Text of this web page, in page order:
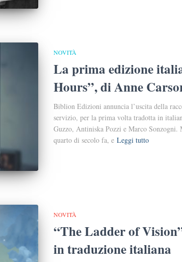
NOVITÀ
La prima edizione
Hours”, di Anne
Biblion Edizioni annuncia l’uscita della
servizio, per la prima volta tradotta in
Guzzo, Antiniska Pozzi e Marco
quarto di secolo fa, e Leggi tutto
NOVITÀ
“The Ladder of
in traduzione italiana